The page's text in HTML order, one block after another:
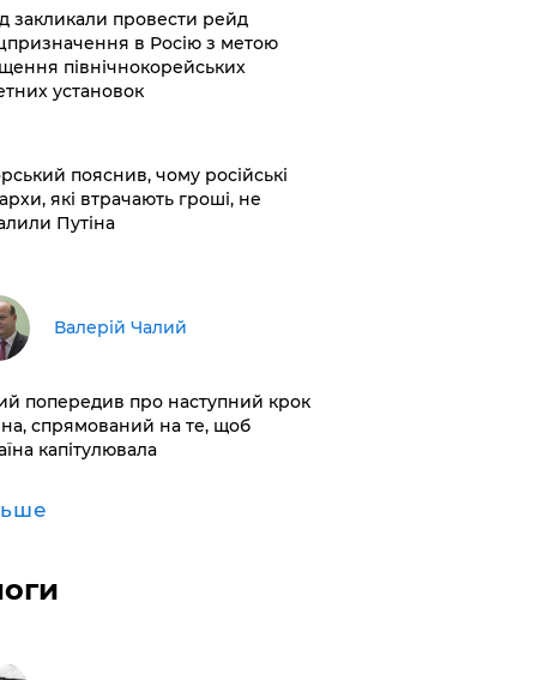
закликали провести рейд
в Росію з метою
північнокорейських
установок
пояснив, чому російські
які втрачають гроші, не
Путіна
Валерій Чалий
попередив про наступний крок
спрямований на те, щоб
капітулювала